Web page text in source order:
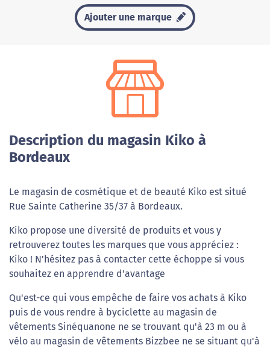
Ajouter une marque
Description du magasin Kiko à
Bordeaux
Le magasin de cosmétique et de beauté Kiko est situé
Rue Sainte Catherine 35/37 à Bordeaux.
Kiko propose une diversité de produits et vous y
retrouverez toutes les marques que vous appréciez :
Kiko ! N'hésitez pas à contacter cette échoppe si vous
souhaitez en apprendre d'avantage
Qu'est-ce qui vous empêche de faire vos achats à Kiko
puis de vous rendre à byciclette au magasin de
vêtements Sinéquanone ne se trouvant qu'à 23 m ou à
vélo au magasin de vêtements Bizzbee ne se situant qu'à